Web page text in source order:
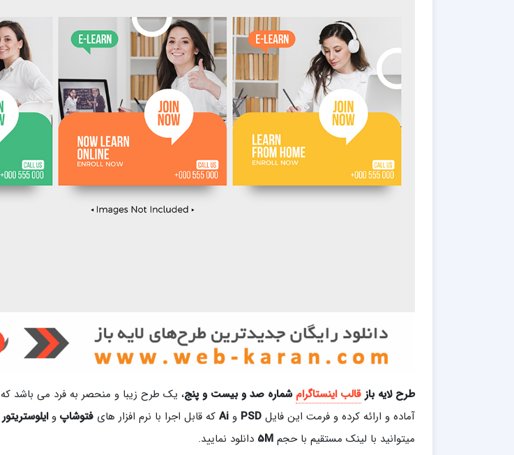
طرح لایه باز قالب اینستاگرام شماره صد و بیست و پنج، یک طرح زیبا و منحصر به فرد می باشد که
آماده و ارائه کرده و فرمت این فایل PSD و Ai که قابل اجرا با نرم افزار های فتوشاپ وایلوستریتور
میتوانید با لینک مستقیم با حجم 5M دانلود نمایید.